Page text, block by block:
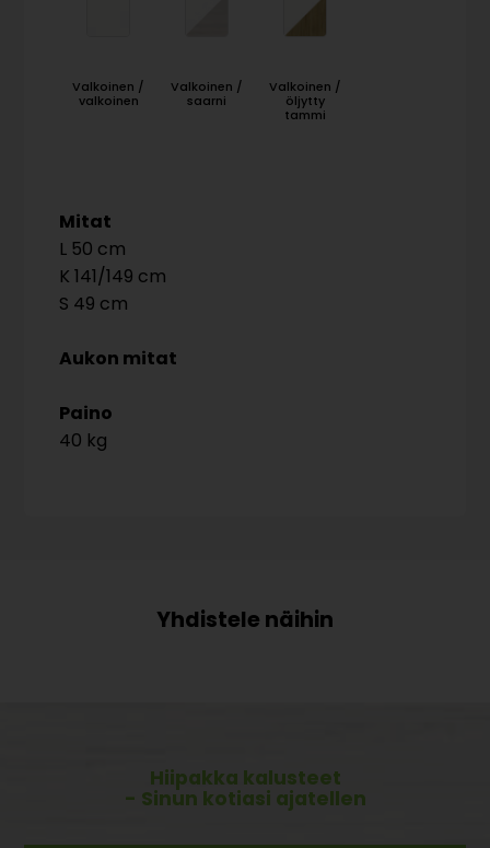
Valkoinen /
valkoinen
Valkoinen /
saarni
Valkoinen /
öljytty
tammi
Mitat
50
141/149
49
Aukon mitat
Paino
40 kg
Hiipakka kalusteet
- Sinun kotiasi ajatellen